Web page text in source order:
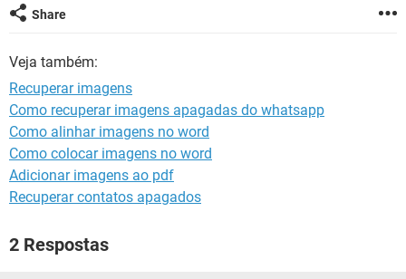
INSTAGRAM
INSTAGRAM
GUIA DE COMPRAS
Share
Veja também:
Recuperar imagens
Como recuperar imagens apagadas do whatsapp
Como alinhar imagens no word
Como colocar imagens no word
Adicionar imagens ao pdf
Recuperar contatos apagados
2 Respostas